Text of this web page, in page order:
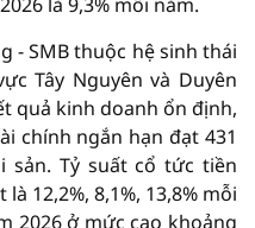
- SMB thuộc hệ sinh thái
Tây Nguyên và Duyên
quả kinh doanh ổn định,
chính ngắn hạn đạt 431
sản. Tỷ suất cổ tức tiền
12,2%, 8,1%, 13,8% mỗi
2026 ở mức cao khoảng